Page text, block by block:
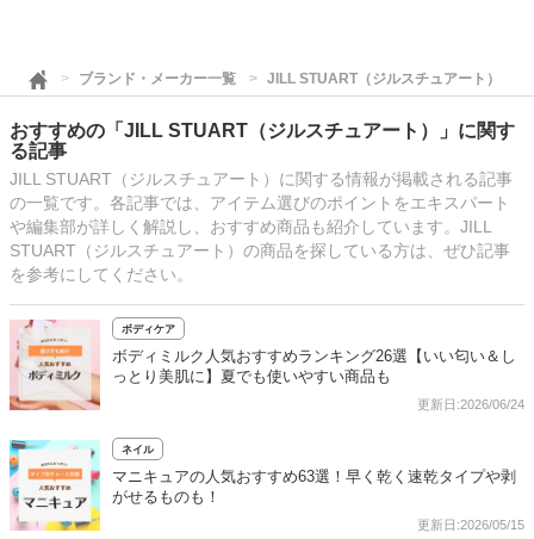
ブランド・メーカー一覧 JILL STUART（ジルスチュアート）
おすすめの「JILL STUART（ジルスチュアート）」に関す
る記事
JILL STUART（ジルスチュアート）に関する情報が掲載される記事
の一覧です。各記事では、アイテム選びのポイントをエキスパート
や編集部が詳しく解説し、おすすめ商品も紹介しています。JILL
STUART（ジルスチュアート）の商品を探している方は、ぜひ記事
を参考にしてください。
ボディケア
ボディミルク人気おすすめランキング26選【いい匂い＆し
っとり美肌に】夏でも使いやすい商品も
更新日:2026/06/24
ネイル
マニキュアの人気おすすめ63選！早く乾く速乾タイプや剥
がせるものも！
更新日:2026/05/15